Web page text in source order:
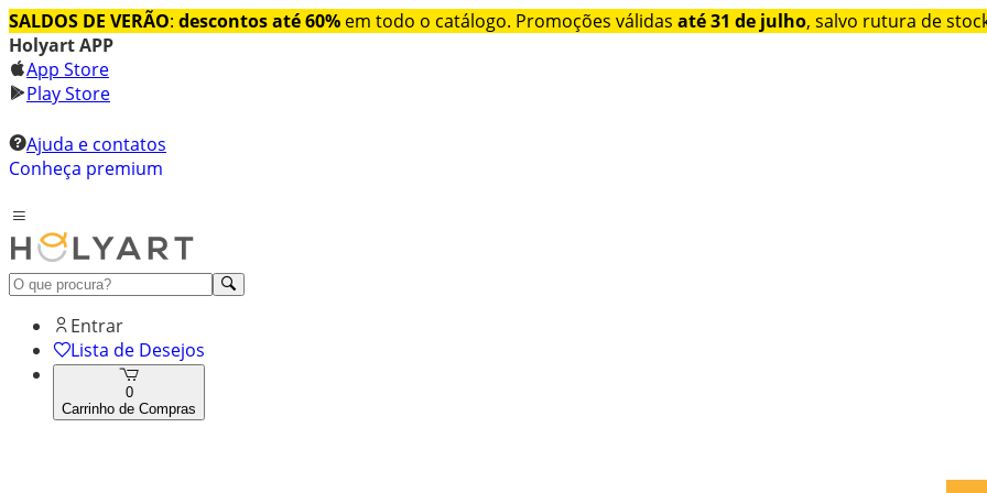
SALDOS DE VERÃO: descontos até 60% em todo o catálogo. Promoções válidas até 31 de julho, salvo rutura de
Holyart APP
App Store
Play Store
Ajuda e contatos
Conheça premium
Entrar
Lista de Desejos
0
Carrinho de Compras